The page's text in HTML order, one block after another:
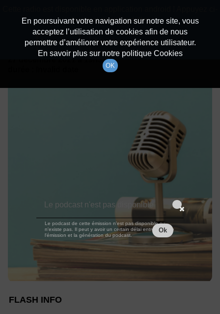
Détails De L'épisode
27 décembre 2021
à 19h59
FLASH INFO
En poursuivant votre navigation sur notre site, vous
acceptez l’utilisation de cookies afin de nous
permettre d’améliorer votre expérience utilisateur.
En savoir plus sur notre politique Cookies
OK
dessous pour l'installer.
Non merci Télécharger l'application
Le podcast n'est pas disponible
Le podcast de cette émission n'est pas disponible ou
n'existe pas. Il peut y avoir un certain délai entre la fin de
l'émission et la génération du podcast.
Ok